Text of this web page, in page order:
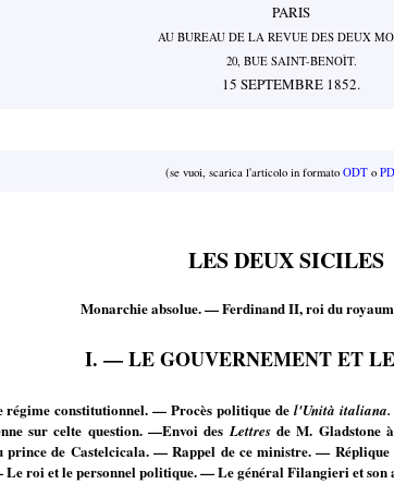
PARIS
AU BUREAU DE LA REVUE DES DEUX
20, BUE SAINT-BENOÌT.
15 SEPTEMBRE 1852.
(se vuoi, scarica l'articolo in formatoODT o
LES DEUX SICILES
Monarchie absolue. — Ferdinand II, roi du
I. — LE GOUVERNEMENT ET
régime constitutionnel. — Procès politique de l'Unità italiana.
sur celte question. —Envoi desLettres de M. Gladstone
de Castelcicala. — Rappel de ce ministre. — Réplique
Le roi et le personnel politique. — Le général Filangieri et